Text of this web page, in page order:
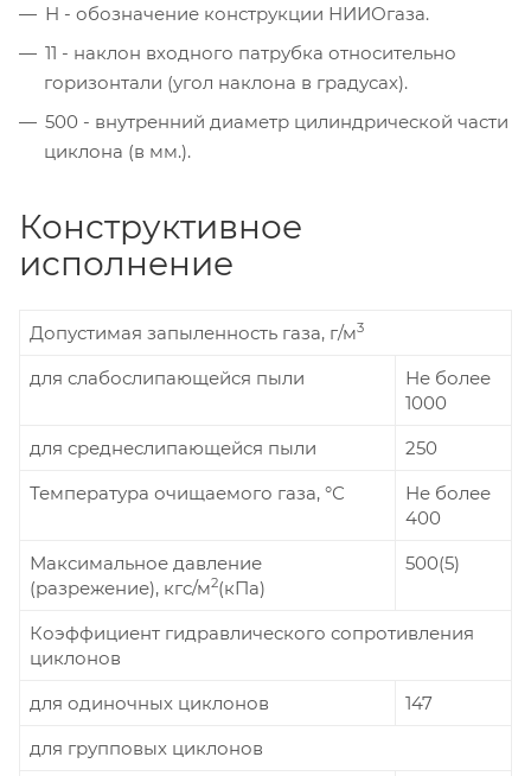
Н - обозначение конструкции НИИОгаза.
11 - наклон входного патрубка относительно
горизонтали (угол наклона в градусах).
500 - внутренний диаметр цилиндрической части
циклона (в мм.).
Конструктивное
исполнение
Допустимая запыленность газа, г/м3
для слабослипающейся пыли
Не более
1000
для среднеслипающейся пыли
250
Температура очищаемого газа, °С
Не более
400
Максимальное давление
(разрежение), кгс/м2(кПа)
500(5)
Коэффициент гидравлического сопротивления
циклонов
для одиночных циклонов
147
для групповых циклонов